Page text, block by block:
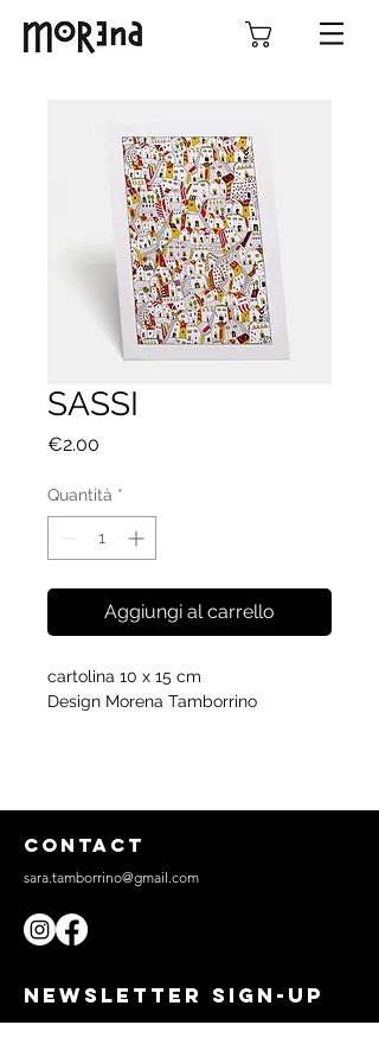
SASSI
€2.00
Quantità *
Aggiungi al carrello
cartolina 10 x 15 cm
Design Morena Tamborrino
CONTACT
sara.tamborrino@gmail.com
NEWSLETTER SIGN-UP